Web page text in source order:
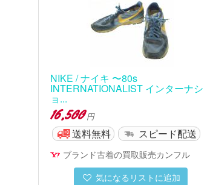
NIKE / ナイキ 〜80s
INTERNATIONALIST インターナシ
ョ...
16,500 円
送料無料 スピード配送
ブランド古着の買取販売カンフル
気になるリストに追加